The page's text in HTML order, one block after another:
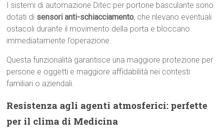
I sistemi di automazione Ditec per portone basculante sono
dotati di sensori anti-schiacciamento, che rilevano eventuali
ostacoli durante il movimento della porta e bloccano
immediatamente l’operazione.
Questa funzionalità garantisce una maggiore protezione per
persone e oggetti e maggiore affidabilità nei contesti
familiari o aziendali.
Resistenza agli agenti atmosferici: perfette
per il clima di Medicina